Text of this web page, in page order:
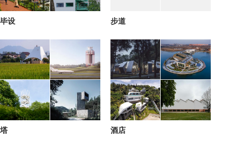
毕设 步道
塔 酒店